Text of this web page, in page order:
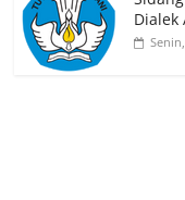
Dialek